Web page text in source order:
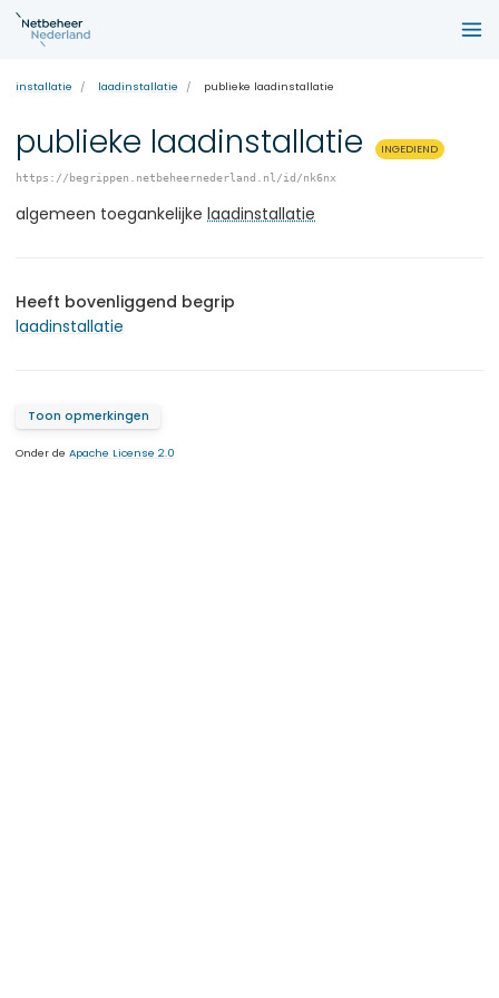
installatie laadinstallatie publieke laadinstallatie
publieke laadinstallatie INGEDIEND
https://begrippen.netbeheernederland.nl/id/nk6nx
algemeen toegankelijke laadinstallatie
Heeft bovenliggend begrip
laadinstallatie
Toon opmerkingen
Onder de Apache License 2.0